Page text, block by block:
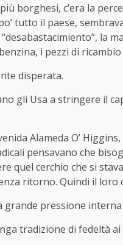
borghesi, c’era la
tutto il paese,
la
i pezzi di
disperata.
gli Usa a stringere il
Alameda O’
pensavano che
quel cerchio che si
ritorno. Quindi il loro
pressione interna
tradizione di fedeltà